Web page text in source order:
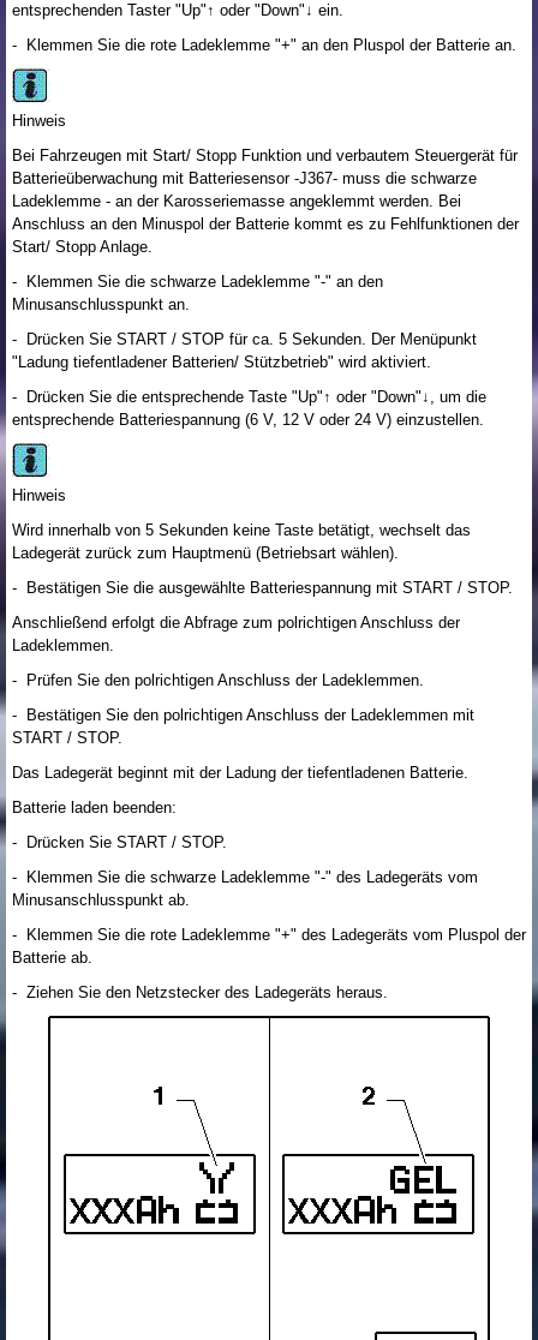
entsprechenden Taster "Up"↑ oder "Down"↓ ein.
- Klemmen Sie die rote Ladeklemme "+" an den Pluspol der Batterie an.
Hinweis
Bei Fahrzeugen mit Start/ Stopp Funktion und verbautem Steuergerät für
Batterieüberwachung mit Batteriesensor -J367- muss die schwarze
Ladeklemme - an der Karosseriemasse angeklemmt werden. Bei
Anschluss an den Minuspol der Batterie kommt es zu Fehlfunktionen der
Start/ Stopp Anlage.
- Klemmen Sie die schwarze Ladeklemme "-" an den
Minusanschlusspunkt an.
- Drücken Sie START / STOP für ca. 5 Sekunden. Der Menüpunkt
"Ladung tiefentladener Batterien/ Stützbetrieb" wird aktiviert.
- Drücken Sie die entsprechende Taste "Up"↑ oder "Down"↓, um die
entsprechende Batteriespannung (6 V, 12 V oder 24 V) einzustellen.
Hinweis
Wird innerhalb von 5 Sekunden keine Taste betätigt, wechselt das
Ladegerät zurück zum Hauptmenü (Betriebsart wählen).
- Bestätigen Sie die ausgewählte Batteriespannung mit START / STOP.
Anschließend erfolgt die Abfrage zum polrichtigen Anschluss der
Ladeklemmen.
- Prüfen Sie den polrichtigen Anschluss der Ladeklemmen.
- Bestätigen Sie den polrichtigen Anschluss der Ladeklemmen mit
START / STOP.
Das Ladegerät beginnt mit der Ladung der tiefentladenen Batterie.
Batterie laden beenden:
- Drücken Sie START / STOP.
- Klemmen Sie die schwarze Ladeklemme "-" des Ladegeräts vom
Minusanschlusspunkt ab.
- Klemmen Sie die rote Ladeklemme "+" des Ladegeräts vom Pluspol der
Batterie ab.
- Ziehen Sie den Netzstecker des Ladegeräts heraus.